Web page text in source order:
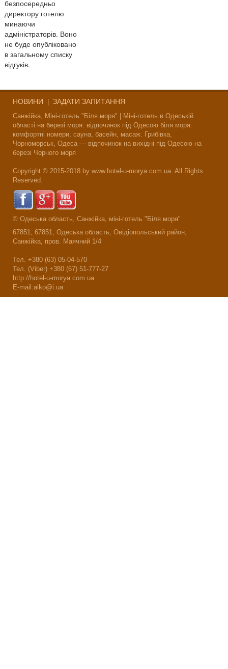
безпосередньо
директору готелю
минаючи
адміністраторів. Воно
не буде опубліковано
в загальному списку
відгуків.
НОВИНИ ЗАДАТИ ЗАПИТАННЯ
Санжійка, Міні-готель "Біля моря" | Міні-готель в Одеській
області на березі моря: відпочинок під Одесою біля моря:
комфортні номери, сауна, басейн, масаж. Грибівка,
Чорноморськ, Одеса — відпочинок на вихідні під Одесою на
березі Чорного моря
Copyright © 2015-2018 by www.hotel-u-morya.com.ua. All Rights
Reserved.
© Одеська область, Санжійка, міні-готель "Біля моря"
67851, 67851, Одеська область, Овідіопольський район,
Санжійка, пров. Маячний 1/4
Тел. +380 (63) 05-04-570
Тел. (Viber) +380 (67) 51-777-27
http://hotel-u-morya.com.ua
E-mail:alko@i.ua